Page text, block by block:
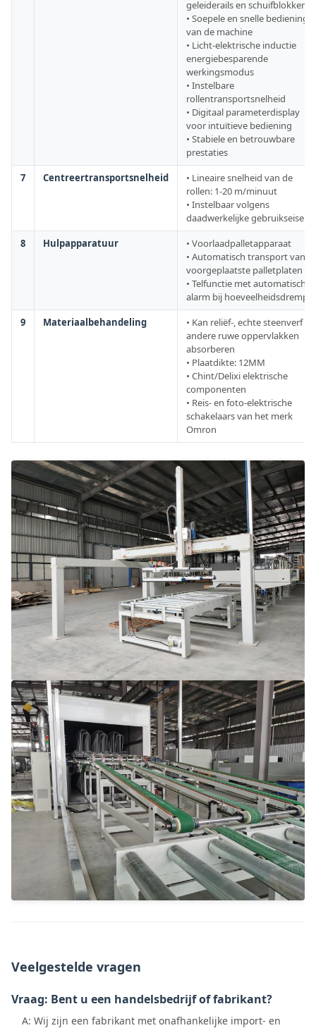
geleiderails en schuifblokken
• Soepele en snelle bediening
van de machine
• Licht-elektrische inductie
energiebesparende
werkingsmodus
• Instelbare
rollentransportsnelheid
• Digitaal parameterdisplay
voor intuïtieve bediening
• Stabiele en betrouwbare
prestaties
7
Centreertransportsnelheid
• Lineaire snelheid van de
rollen: 1-20 m/minuut
• Instelbaar volgens
daadwerkelijke gebruikseisen
8
Hulpapparatuur
• Voorlaadpalletapparaat
• Automatisch transport van
voorgeplaatste palletplaten
• Telfunctie met automatisch
alarm bij hoeveelheidsdrempel
9
Materiaalbehandeling
• Kan reliëf-, echte steenverf en
andere ruwe oppervlakken
absorberen
• Plaatdikte: 12MM
• Chint/Delixi elektrische
componenten
• Reis- en foto-elektrische
schakelaars van het merk
Omron
Veelgestelde vragen
Vraag: Bent u een handelsbedrijf of fabrikant?
A: Wij zijn een fabrikant met onafhankelijke import- en